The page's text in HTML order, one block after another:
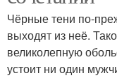
Чёрные тени по-
выходят из неё.
великолепную
устоит ни один